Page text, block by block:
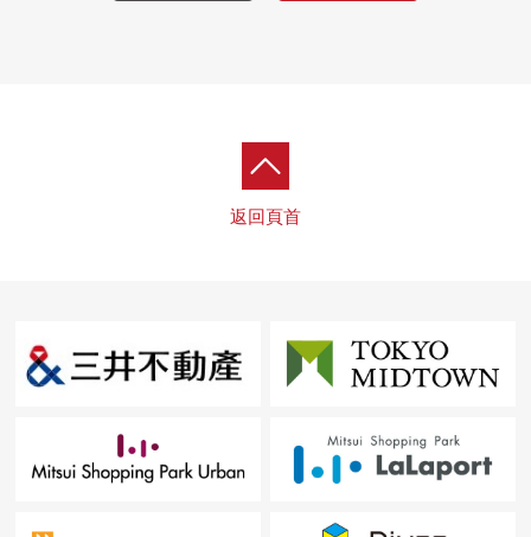
返回頁首